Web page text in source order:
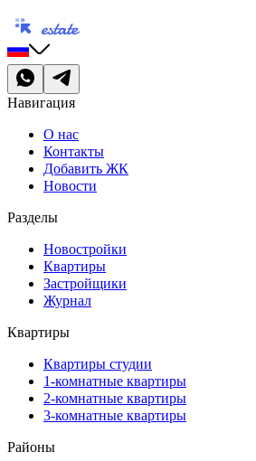
Навигация
О нас
Контакты
Добавить ЖК
Новости
Разделы
Новостройки
Квартиры
Застройщики
Журнал
Квартиры
Квартиры студии
1-комнатные квартиры
2-комнатные квартиры
3-комнатные квартиры
Районы